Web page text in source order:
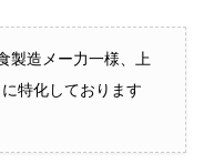
製造メー力一様、上
特化しております